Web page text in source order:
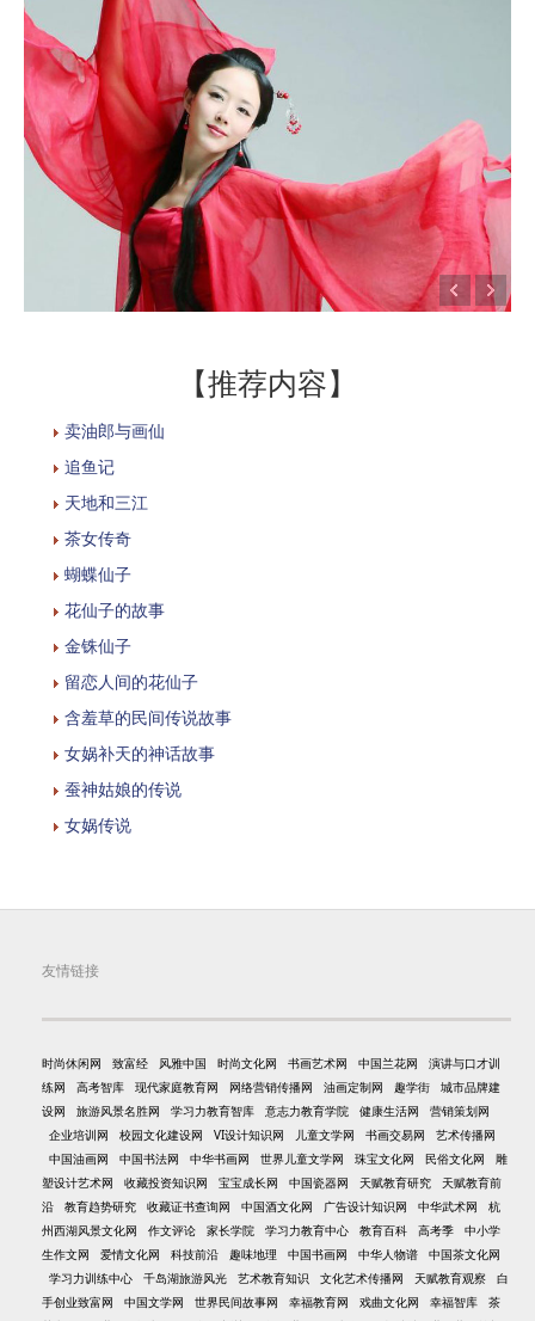
【推荐内容】
卖油郎与画仙
追鱼记
天地和三江
茶女传奇
蝴蝶仙子
花仙子的故事
金铢仙子
留恋人间的花仙子
含羞草的民间传说故事
女娲补天的神话故事
蚕神姑娘的传说
女娲传说
友情链接
时尚休闲网 致富经 风雅中国 时尚文化网 书画艺术网 中国兰花网
演讲与口才训
练网
高考智库 现代家庭教育网 网络营销传播网 油画定制网 趣学街
城市品牌建
设网
旅游风景名胜网 学习力教育智库 意志力教育学院 健康生活网
营销策划网
企业培训网
校园文化建设网 VI设计知识网 儿童文学网 书画交易网
艺术传播网
中国油画网
中国书法网 中华书画网 世界儿童文学网 珠宝文化网 民俗文化网
雕
塑设计艺术网
收藏投资知识网 宝宝成长网 中国瓷器网 天赋教育研究
天赋教育前
沿
教育趋势研究 收藏证书查询网 中国酒文化网 广告设计知识网 中华武术网
杭
州西湖风景文化网
作文评论 家长学院 学习力教育中心 教育百科 高考季
中小学
生作文网
爱情文化网 科技前沿 趣味地理 中国书画网 中华人物谱
中国茶文化网
学习力训练中心
千岛湖旅游风光 艺术教育知识 文化艺术传播网 天赋教育观察
白
手创业致富网
中国文学网 世界民间故事网 幸福教育网 戏曲文化网 幸福智库
茶